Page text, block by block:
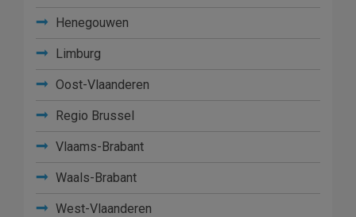
Henegouwen
Limburg
Oost-Vlaanderen
Regio Brussel
Vlaams-Brabant
Waals-Brabant
West-Vlaanderen